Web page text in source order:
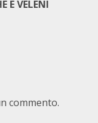
E VELENI
commento.